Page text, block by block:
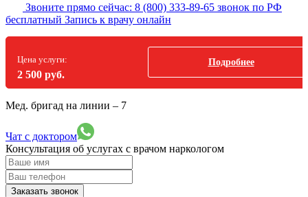
Звоните прямо сейчас: 8 (800) 333-89-65 звонок по РФ
бесплатный Запись к врачу онлайн
Цена услуги:
2 500 руб.
Подробнее
Мед. бригад на линии – 7
Чат с доктором
Консультация об услугах с врачом наркологом
Заказать звонок